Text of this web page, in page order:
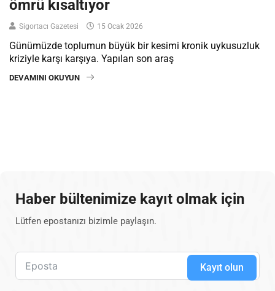
ömrü kısaltıyor
Sigortacı Gazetesi 15 Ocak 2026
Günümüzde toplumun büyük bir kesimi kronik uykusuzluk
kriziyle karşı karşıya. Yapılan son araş
DEVAMINI OKUYUN
Haber bültenimize kayıt olmak için
Lütfen epostanızı bizimle paylaşın.
Kayıt olun